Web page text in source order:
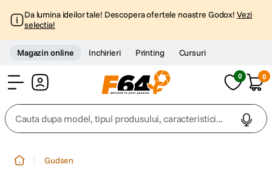
Da lumina ideilor tale! Descopera ofertele noastre Godox! Vezi
selectia!
Magazin online Inchirieri Printing Cursuri
0 0
Cauta dupa model, tipul produsului, caracteristici...
Gudsen